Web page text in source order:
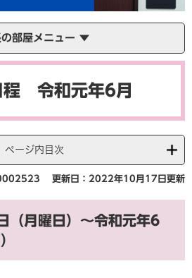
部屋メニュー
程 令和元年6月
ページ内目次
更新日：2022年10月17日更新
（月曜日）～令和元年6